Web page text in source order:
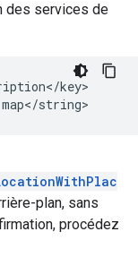
des services de
key>
string>
plan, sans
procédez